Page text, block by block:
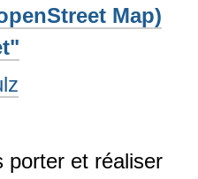
Map)
porter et réaliser